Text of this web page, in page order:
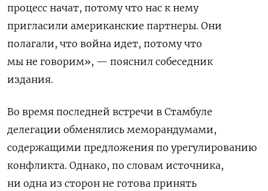
процесс начат, потому что нас к нему
пригласили американские партнеры. Они
полагали, что война идет, потому что
мы не говорим», — пояснил собеседник
издания.
Во время последней встречи в Стамбуле
делегации обменялись меморандумами,
содержащими предложения по урегулированию
конфликта. Однако, по словам источника,
ни одна из сторон не готова принять